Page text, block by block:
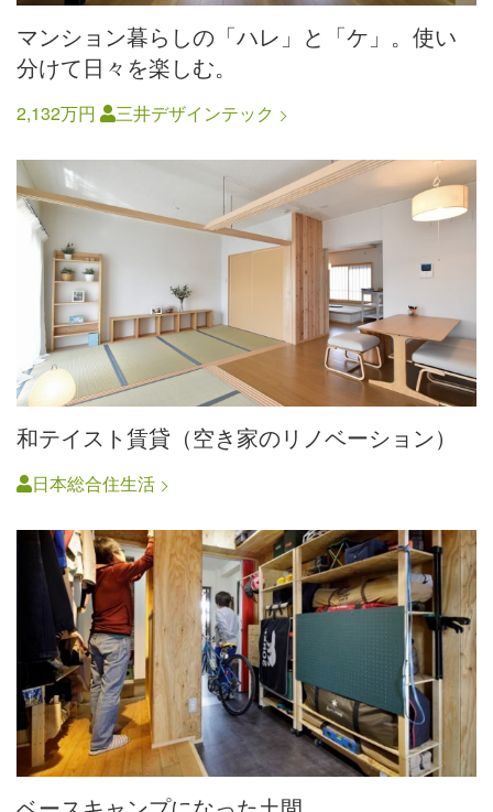
マンション暮らしの「ハレ」と「ケ」。使い
分けて日々を楽しむ。
2,132万円 三井デザインテック
和テイスト賃貸（空き家のリノベーション）
日本総合住生活